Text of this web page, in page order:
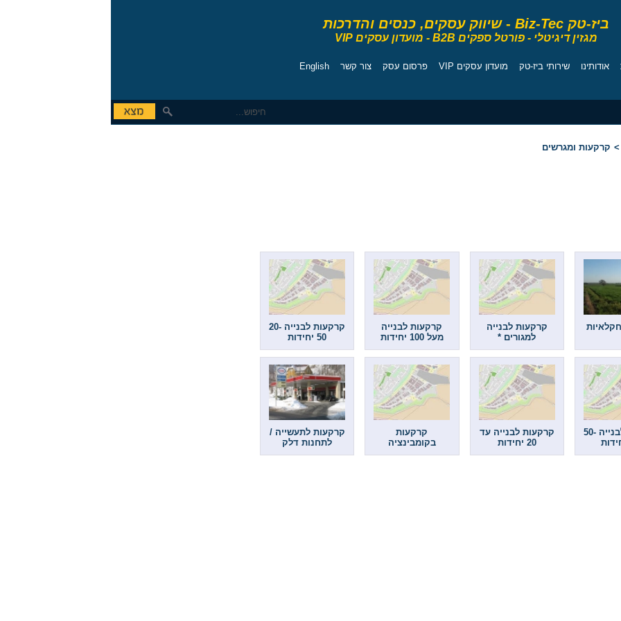
ביז-טק Biz-Tec -שיווק עסקים, כנסים והדרכות
מגזין דיגיטלי - פורטל ספקים B2B - מועדון עסקים VIP
אודותינו שירותי ביז-טק מועדון עסקים VIP פרסום עסק צור קשר English
> קרקעות ומגרשים
קרקעות לבנייה
למגורים *
קרקעות לבנייה
מעל 100 יחידות
קרקעות לבנייה 20-
50 יחידות
קרקעות לבנייה 50-
קרקעות לבנייה עד
20 יחידות
קרקעות
בקומבינציה
קרקעות לתעשייה /
לתחנות דלק